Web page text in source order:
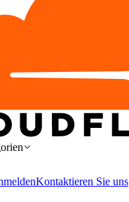
Kontaktieren Sie uns